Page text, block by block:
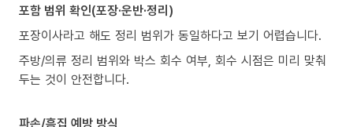
포함 범위 확인(포장·운반·정리)
포장이사라고 해도 정리 범위가 동일하다고 보기 어렵습니다.
주방/의류 정리 범위와 박스 회수 여부, 회수 시점은 미리 맞춰
두는 것이 안전합니다.
파손/흠집 예방 방식